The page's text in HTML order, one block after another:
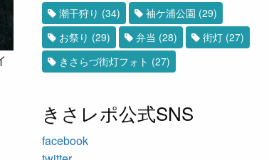
潮干狩り (34) 袖ケ浦公園 (29)
お祭り (29) 弁当 (28) 街灯(27)
きさらづ街灯フォト (27)
きさレポ公式SNS
facebook